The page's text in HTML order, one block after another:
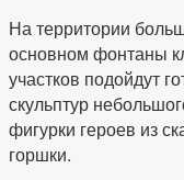
На территории
основном фонтаны
участков подойдут
скульптур
фигурки героев из
горшки.